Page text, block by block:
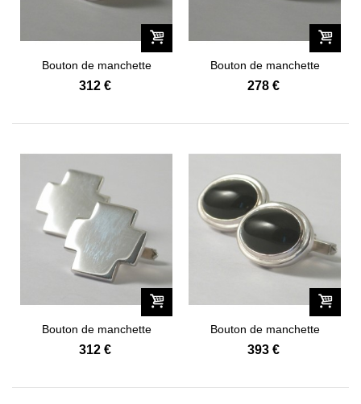
Bouton de manchette
Navale "067-1"
312 €
Bouton de manchette
Navale "067-2"
278 €
Bouton de manchette
Monacale...
312 €
Bouton de manchette
Néo...
393 €